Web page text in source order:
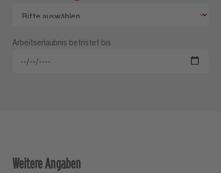
Arbeitserlaubnis befristet bis
Weitere Angaben